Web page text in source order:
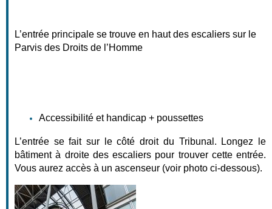
L’entrée principale se trouve en haut des escaliers sur le
Parvis des Droits de l’Homme
Accessibilité et handicap + poussettes
L’entrée se fait sur le côté droit du Tribunal. Longez le
bâtiment à droite des escaliers pour trouver cette entrée.
Vous aurez accès à un ascenseur (voir photo ci-dessous).